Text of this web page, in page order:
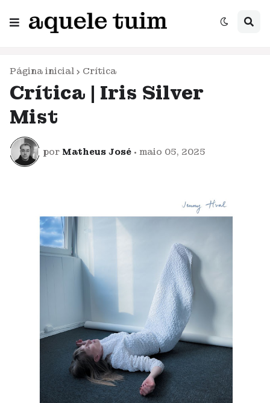
Página inicial Crítica
Crítica | Iris Silver
Mist
por Matheus José • maio 05, 2025